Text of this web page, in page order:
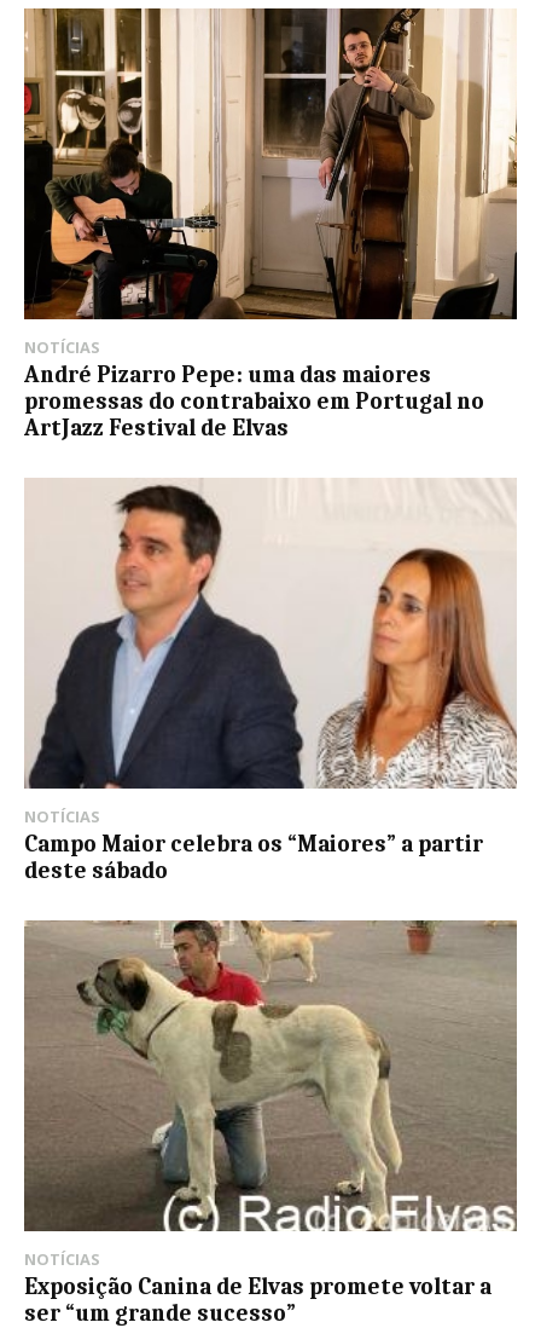
NOTÍCIAS
André Pizarro Pepe: uma das maiores
promessas do contrabaixo em Portugal no
ArtJazz Festival de Elvas
NOTÍCIAS
Campo Maior celebra os “Maiores” a partir
deste sábado
NOTÍCIAS
Exposição Canina de Elvas promete voltar a
ser “um grande sucesso”